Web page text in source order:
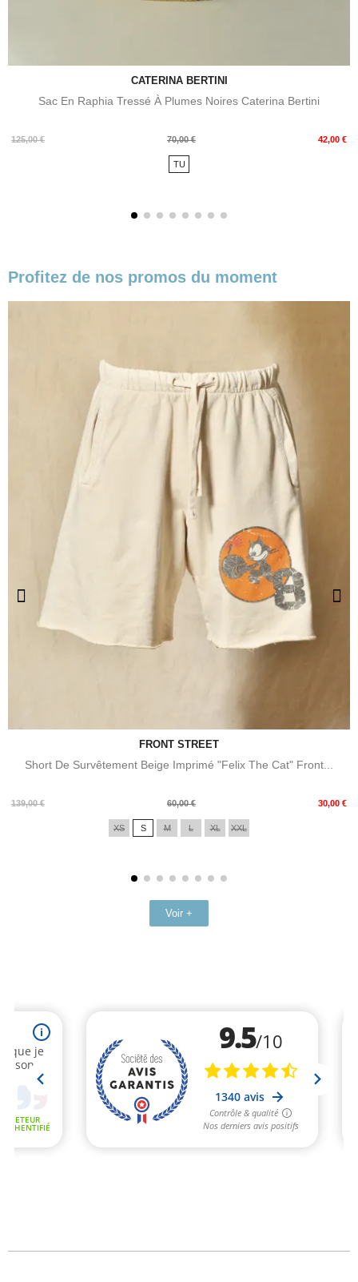
CATERINA BERTINI
Sac En Raphia Tressé À Plumes Noires Caterina Bertini
125,00 €
Prix
70,00 € 42,00 €
Prix
TU
Profitez de nos promos du moment
FRONT STREET
Short De Survêtement Beige Imprimé "Felix The Cat" Front...
139,00 €
Prix
60,00 € 30,00 €
Prix
XS S M L XL XXL
Voir +